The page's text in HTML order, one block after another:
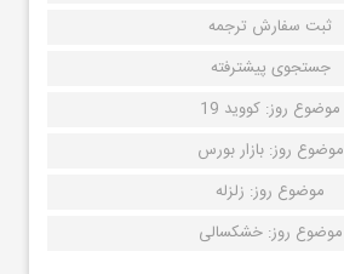
ثبت سفارش ترجمه
جستجوی پیشترفته
موضوع روز: کووید 19
موضوع روز: بازار بورس
موضوع روز: زلزله
موضوع روز: خشکسالی